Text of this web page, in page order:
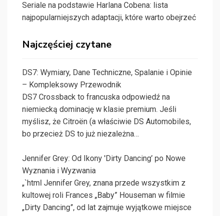
Seriale na podstawie Harlana Cobena: lista
najpopularniejszych adaptacji, które warto obejrzeć
Najczęściej czytane
DS7: Wymiary, Dane Techniczne, Spalanie i Opinie
– Kompleksowy Przewodnik
DS7 Crossback to francuska odpowiedź na
niemiecką dominację w klasie premium. Jeśli
myślisz, że Citroën (a właściwie DS Automobiles,
bo przecież DS to już niezależna…
Jennifer Grey: Od Ikony 'Dirty Dancing’ po Nowe
Wyznania i Wyzwania
„`html Jennifer Grey, znana przede wszystkim z
kultowej roli Frances „Baby” Houseman w filmie
„Dirty Dancing”, od lat zajmuje wyjątkowe miejsce